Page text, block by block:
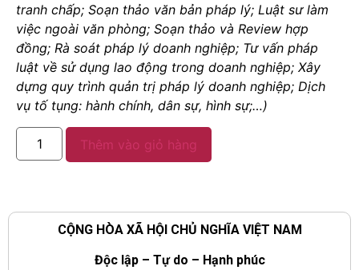
tranh chấp; Soạn thảo văn bản pháp lý; Luật sư làm
việc ngoài văn phòng; Soạn thảo và Review hợp
đồng; Rà soát pháp lý doanh nghiệp; Tư vấn pháp
luật về sử dụng lao động trong doanh nghiệp; Xây
dựng quy trình quản trị pháp lý doanh nghiệp; Dịch
vụ tố tụng: hành chính, dân sự, hình sự;…)
Thêm vào giỏ hàng
CỘNG HÒA XÃ HỘI CHỦ NGHĨA VIỆT NAM
Độc lập – Tự do – Hạnh phúc